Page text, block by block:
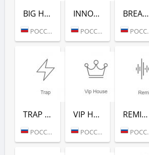
BIG HITS (РАДИО РЕКОРД)
РОССИЯ (МОСКВА)
INNOCENCE (РАДИО РЕКОРД)
РОССИЯ (МОСКВА)
BREAKS (РАДИО РЕКОРД)
РОССИЯ (МОСКВА)
TRAP (РАДИО РЕКОРД)
РОССИЯ (МОСКВА)
VIP HOUSE (РАДИО РЕКОРД)
РОССИЯ (МОСКВА)
REMIX (РАДИО РЕКОРД)
РОССИЯ (МОСКВА)